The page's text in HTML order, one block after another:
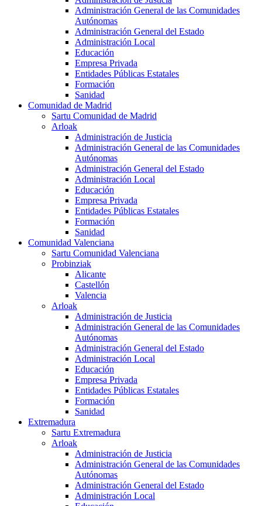
Administración General de las Comunidades
Autónomas
Administración General del Estado
Administración Local
Educación
Empresa Privada
Entidades Públicas Estatales
Formación
Sanidad
Comunidad de Madrid
Sartu Comunidad de Madrid
Arloak
Administración de Justicia
Administración General de las Comunidades
Autónomas
Administración General del Estado
Administración Local
Educación
Empresa Privada
Entidades Públicas Estatales
Formación
Sanidad
Comunidad Valenciana
Sartu Comunidad Valenciana
Probinziak
Alicante
Castellón
Valencia
Arloak
Administración de Justicia
Administración General de las Comunidades
Autónomas
Administración General del Estado
Administración Local
Educación
Empresa Privada
Entidades Públicas Estatales
Formación
Sanidad
Extremadura
Sartu Extremadura
Arloak
Administración de Justicia
Administración General de las Comunidades
Autónomas
Administración General del Estado
Administración Local